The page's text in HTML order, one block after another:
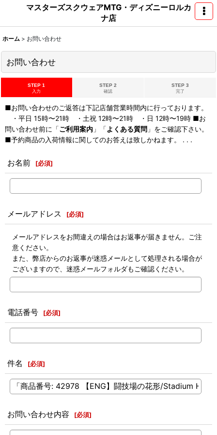
マスターズスクウェアMTG・ディズニーロルカ
ナ店
ホーム > お問い合わせ
お問い合わせ
STEP 1
入力
STEP 2
確認
STEP 3
完了
■お問い合わせのご返答は下記店舗営業時間内に行っております。
・平日 15時〜21時 ・土祝 12時〜21時 ・日 12時〜19時 ■お
問い合わせ前に「ご利用案内 」「よくある質問 」をご確認下さい。
■予約商品の入荷情報に関してのお答えは致しかねます。 . . .
お名前 [必須]
メールアドレス [必須]
メールアドレスをお間違えの場合はお返事が届きません。ご注
意ください。
また、弊店からのお返事が迷惑メールとして処理される場合が
ございますので、迷惑メールフォルダもご確認ください。
電話番号 [必須]
件名 [必須]
お問い合わせ内容 [必須]